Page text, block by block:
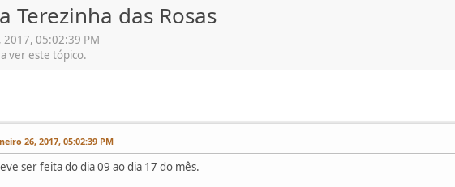
Terezinha das Rosas
2017, 05:02:39 PM
ver este tópico.
26, 2017, 05:02:39 PM
ser feita do dia 09 ao dia 17 do mês.